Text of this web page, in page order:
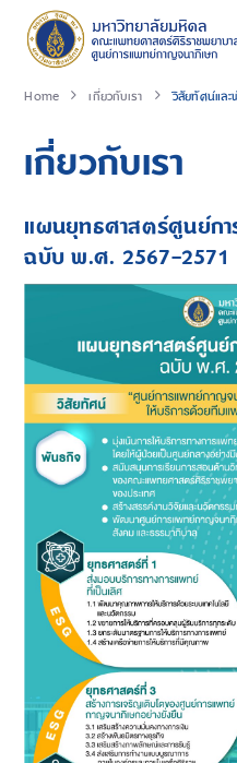
Home เกี่ยวกับเรา วิสัยทัศน์แล
เกี่ยวกับเรา
แผนยุทธศาสตร์ศูนย์ก
ฉบับ พ.ศ. 2567-2571